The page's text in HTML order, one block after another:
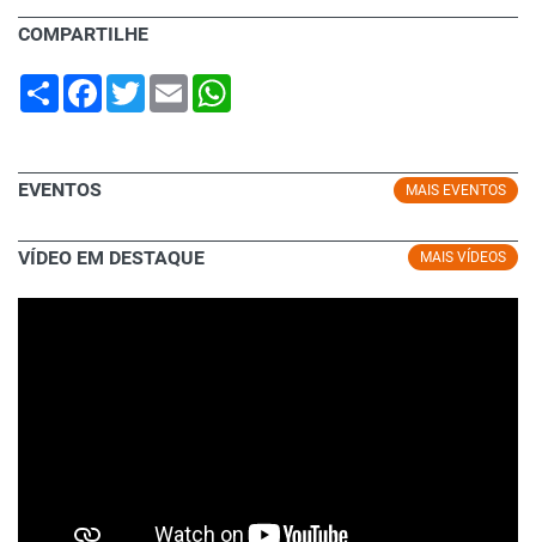
COMPARTILHE
Share Facebook
TwitterEmail
MAIS EVENTOS
EVENTOS
MAIS VÍDEOS
VÍDEO EM DESTAQUE